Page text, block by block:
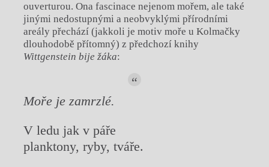
ouverturou. Ona fascinace nejenom mořem, ale také
jinými nedostupnými a neobvyklými přírodními
areály přechází (jakkoli je motiv moře u Kolmačky
dlouhodobě přítomný) z předchozí knihy
Wittgenstein bije žáka:
Moře je zamrzlé.
V ledu jak v páře
planktony, ryby, tváře.